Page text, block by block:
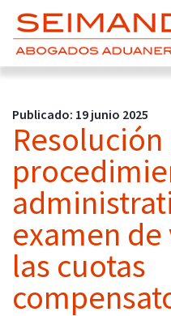
Publicado: 19 junio 2025
examen
las cuotas